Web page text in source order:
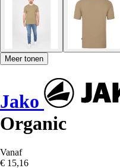
Meer tonen
Jako
Organic
Vanaf
€ 15,16